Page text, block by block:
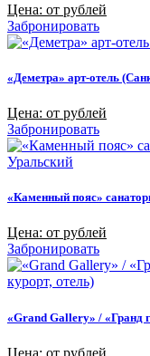
Цена: от рублей
Забронировать
«Деметра» арт-отель
Цена: от рублей
Забронировать
«Каменный пояс»
Цена: от рублей
Забронировать
«Grand Gallery» / «Гранд
Цена: от рублей